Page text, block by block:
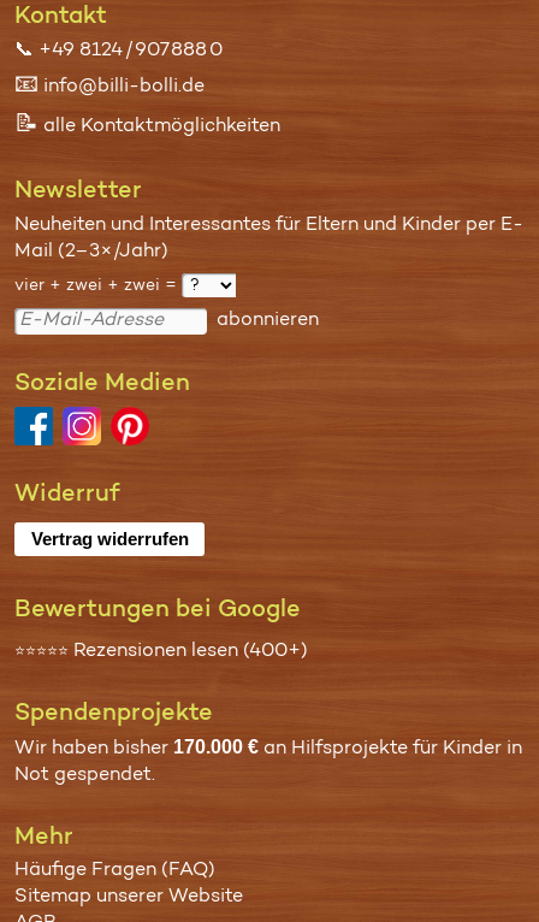
Kontakt
📞 +49 8124 / 907 888 0
📧 info@billi-bolli.de
📝 alle Kontaktmöglichkeiten
Newsletter
Neuheiten und Interessantes für Eltern und Kinder per E-
Mail (2–3×/Jahr)
vier + zwei + zwei =
abonnieren
Soziale Medien
Widerruf
Vertrag widerrufen
Bewertungen bei Google
⭐⭐⭐⭐⭐ Rezensionen lesen (400+)
Spenden­projekte
Wir haben bisher 170.000 €an Hilfsprojekte für Kinder in
Notgespendet.
Mehr
Häufige Fragen (FAQ)
Sitemap unserer Website